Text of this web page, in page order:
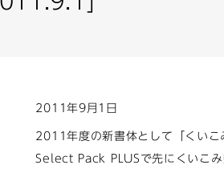
2011年9月1日
2011年度の新書体として「くい
Select Pack PLUSで先にくいこ